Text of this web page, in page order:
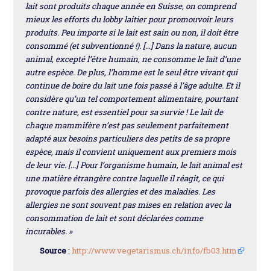
lait sont produits chaque année en Suisse, on comprend
mieux les efforts du lobby laitier pour promouvoir leurs
produits. Peu importe si le lait est sain ou non, il doit être
consommé (et subventionné !). […] Dans la nature, aucun
animal, excepté l’être humain, ne consomme le lait d’une
autre espèce. De plus, l’homme est le seul être vivant qui
continue de boire du lait une fois passé à l’âge adulte. Et il
considère qu’un tel comportement alimentaire, pourtant
contre nature, est essentiel pour sa survie ! Le lait de
chaque mammifère n’est pas seulement parfaitement
adapté aux besoins particuliers des petits de sa propre
espèce, mais il convient uniquement aux premiers mois
de leur vie. [...] Pour l’organisme humain, le lait animal est
une matière étrangère contre laquelle il réagit, ce qui
provoque parfois des allergies et des maladies. Les
allergies ne sont souvent pas mises en relation avec la
consommation de lait et sont déclarées comme
incurables. »
Source: http://www.vegetarismus.ch/info/fb03.htm